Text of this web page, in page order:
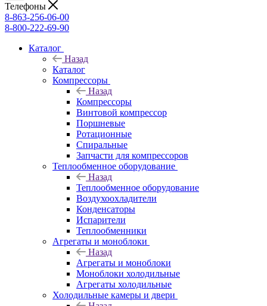
Телефоны
8-863-256-06-00
8-800-222-69-90
Каталог
Назад
Каталог
Компрессоры
Назад
Компрессоры
Винтовой компрессор
Поршневые
Ротационные
Спиральные
Запчасти для компрессоров
Теплообменное оборудование
Назад
Теплообменное оборудование
Воздухоохладители
Конденсаторы
Испарители
Теплообменники
Агрегаты и моноблоки
Назад
Агрегаты и моноблоки
Моноблоки холодильные
Агрегаты холодильные
Холодильные камеры и двери